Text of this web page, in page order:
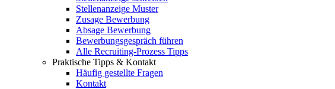
Stellenanzeige Muster
Zusage Bewerbung
Absage Bewerbung
Bewerbungsgespräch führen
Alle Recruiting-Prozess Tipps
Praktische Tipps & Kontakt
Häufig gestellte Fragen
Kontakt